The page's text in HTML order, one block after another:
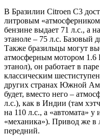
В Бразилии Citroen C3
литровым
бензине выдает 71 л.с., а
этаноле – 75 л.с. Базовый
Также бразильцы могут
атмосферным мотором 1.6
этанол), он работает в
классическим
других странах Южной
будет, вместо него –
л.с.), как в Индии (там
на 110 л.с., а «автомата» у
«механика»). Привод же в
передний.